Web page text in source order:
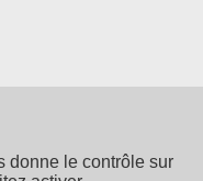
donne le contrôle sur